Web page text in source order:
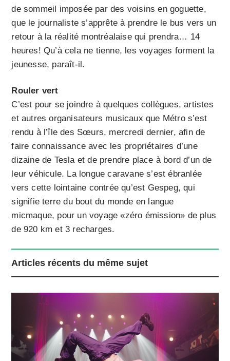
de sommeil imposée par des voisins en goguette,
que le journaliste s’apprête à prendre le bus vers un
retour à la réalité montréalaise qui prendra… 14
heures! Qu’à cela ne tienne, les voyages forment la
jeunesse, paraît-il.
Rouler vert
C’est pour se joindre à quelques collègues, artistes
et autres organisateurs musicaux que Métro s’est
rendu à l’île des Sœurs, mercredi dernier, afin de
faire connaissance avec les propriétaires d’une
dizaine de Tesla et de prendre place à bord d’un de
leur véhicule. La longue caravane s’est ébranlée
vers cette lointaine contrée qu’est Gespeg, qui
signifie terre du bout du monde en langue
micmaque, pour un voyage «zéro émission» de plus
de 920 km et 3 recharges.
Articles récents du même sujet